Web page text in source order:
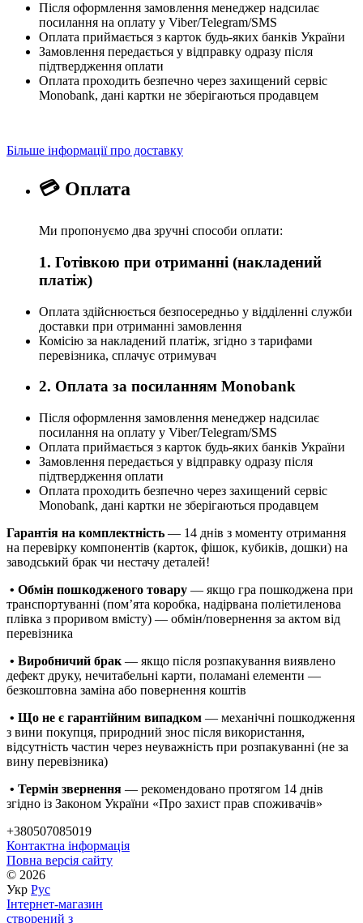
Після оформлення замовлення менеджер надсилає
посилання на оплату у Viber/Telegram/SMS
Оплата приймається з карток будь-яких банків України
Замовлення передається у відправку одразу після
підтвердження оплати
Оплата проходить безпечно через захищений сервіс
Monobank, дані картки не зберігаються продавцем
Більше інформації про доставку
💳 Оплата
Ми пропонуємо два зручні способи оплати:
1. Готівкою при отриманні (накладений
платіж)
Оплата здійснюється безпосередньо у відділенні служби
доставки при отриманні замовлення
Комісію за накладений платіж, згідно з тарифами
перевізника, сплачує отримувач
2. Оплата за посиланням Monobank
Після оформлення замовлення менеджер надсилає
посилання на оплату у Viber/Telegram/SMS
Оплата приймається з карток будь-яких банків України
Замовлення передається у відправку одразу після
підтвердження оплати
Оплата проходить безпечно через захищений сервіс
Monobank, дані картки не зберігаються продавцем
Гарантія на комплектність — 14 днів з моменту отримання
на перевірку компонентів (карток, фішок, кубиків, дошки) на
заводський брак чи нестачу деталей!
• Обмін пошкодженого товару — якщо гра пошкоджена при
транспортуванні (пом’ята коробка, надірвана поліетиленова
плівка з проривом вмісту) — обмін/повернення за актом від
перевізника
• Виробничий брак — якщо після розпакування виявлено
дефект друку, нечитабельні карти, поламані елементи —
безкоштовна заміна або повернення коштів
• Що не є гарантійним випадком — механічні пошкодження
з вини покупця, природний знос після використання,
відсутність частин через неуважність при розпакуванні (не за
вину перевізника)
• Термін звернення — рекомендовано протягом 14 днів
згідно із Законом України «Про захист прав споживачів»
+380507085019
Контактна інформація
Повна версія сайту
© 2026
Укр Рус
Інтернет-магазин
створений з